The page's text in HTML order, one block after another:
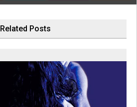
Related Posts